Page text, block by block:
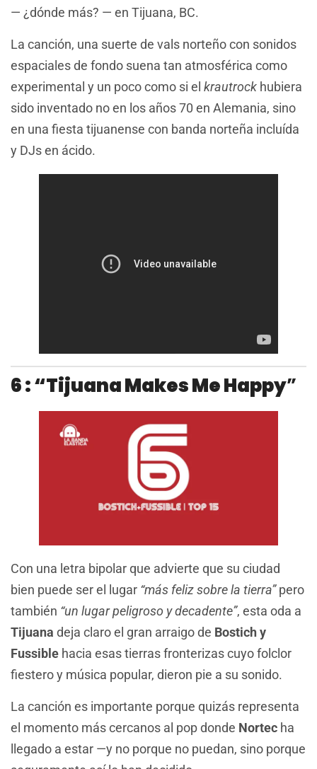
— ¿dónde más? — en Tijuana, BC.
La canción, una suerte de vals norteño con sonidos
espaciales de fondo suena tan atmosférica como
experimental y un poco como si el krautrock hubiera
sido inventado no en los años 70 en Alemania, sino
en una fiesta tijuanense con banda norteña incluída
y DJs en ácido.
6 : “Tijuana Makes Me Happy”
Con una letra bipolar que advierte que su ciudad
bien puede ser el lugar “más feliz sobre la tierra”pero
también “un lugar peligroso y decadente”, esta oda a
Tijuana deja claro el gran arraigo de Bostich y
Fussible hacia esas tierras fronterizas cuyo folclor
fiestero y música popular, dieron pie a su sonido.
La canción es importante porque quizás representa
el momento más cercanos al pop donde Nortec ha
llegado a estar —y no porque no puedan, sino porque